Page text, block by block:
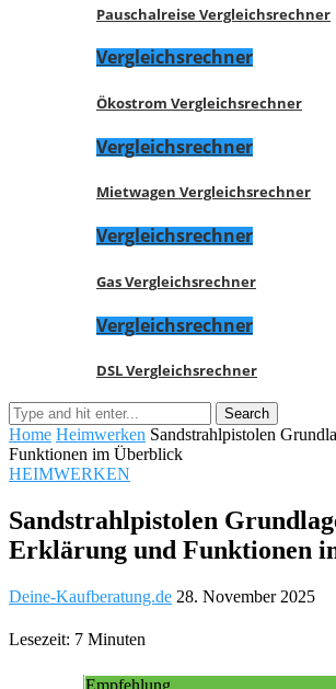
Pauschalreise Vergleichsrechner
Vergleichsrechner
Ökostrom Vergleichsrechner
Vergleichsrechner
Mietwagen Vergleichsrechner
Vergleichsrechner
Gas Vergleichsrechner
Vergleichsrechner
DSL Vergleichsrechner
Home Heimwerken Sandstrahlpistolen
Funktionen im Überblick
HEIMWERKEN
Sandstrahlpistolen
Erklärung und Funktionen
Deine-Kaufberatung.de 28. November 2025
Lesezeit: 7 Minuten
Empfehlung